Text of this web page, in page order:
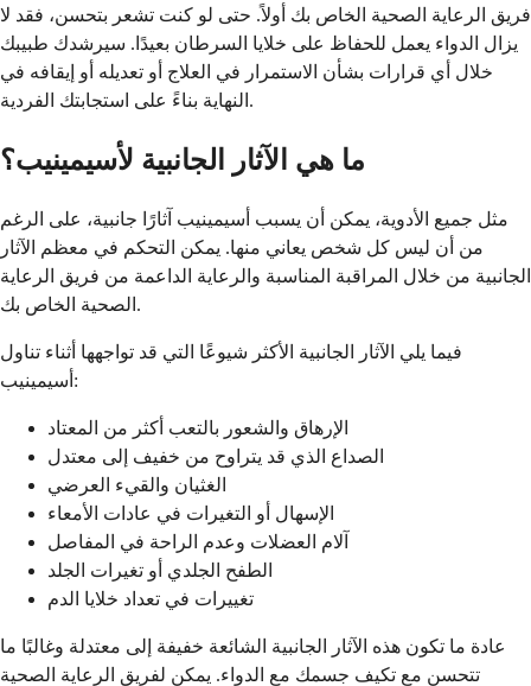
فريق الرعاية الصحية الخاص بك أولاً. حتى لو كنت تشعر بتحسن، فقد لا
يزال الدواء يعمل للحفاظ على خلايا السرطان بعيدًا. سيرشدك طبيبك
خلال أي قرارات بشأن الاستمرار في العلاج أو تعديله أو إيقافه في
النهاية بناءً على استجابتك الفردية.
ما هي الآثار الجانبية لأسيمينيب؟
مثل جميع الأدوية، يمكن أن يسبب أسيمينيب آثارًا جانبية، على الرغم
من أن ليس كل شخص يعاني منها. يمكن التحكم في معظم الآثار
الجانبية من خلال المراقبة المناسبة والرعاية الداعمة من فريق الرعاية
الصحية الخاص بك.
فيما يلي الآثار الجانبية الأكثر شيوعًا التي قد تواجهها أثناء تناول
أسيمينيب:
الإرهاق والشعور بالتعب أكثر من المعتاد
الصداع الذي قد يتراوح من خفيف إلى معتدل
الغثيان والقيء العرضي
الإسهال أو التغيرات في عادات الأمعاء
آلام العضلات وعدم الراحة في المفاصل
الطفح الجلدي أو تغيرات الجلد
تغييرات في تعداد خلايا الدم
عادة ما تكون هذه الآثار الجانبية الشائعة خفيفة إلى معتدلة وغالبًا ما
تتحسن مع تكيف جسمك مع الدواء. يمكن لفريق الرعاية الصحية